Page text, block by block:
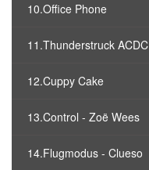
10.Office Phone
11.Thunderstruck ACDC
12.Cuppy Cake
13.Control - Zoë Wees
14.Flugmodus - Clueso